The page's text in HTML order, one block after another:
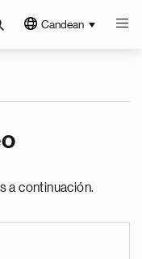
Candean
a continuación.